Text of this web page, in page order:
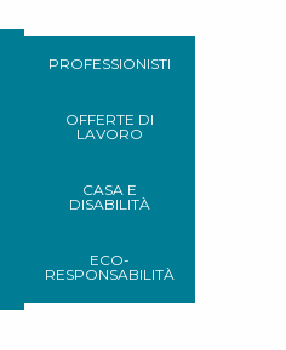
PROFESSIONISTI
OFFERTE DI
LAVORO
CASA E
DISABILITÀ
ECO-
RESPONSABILITÀ